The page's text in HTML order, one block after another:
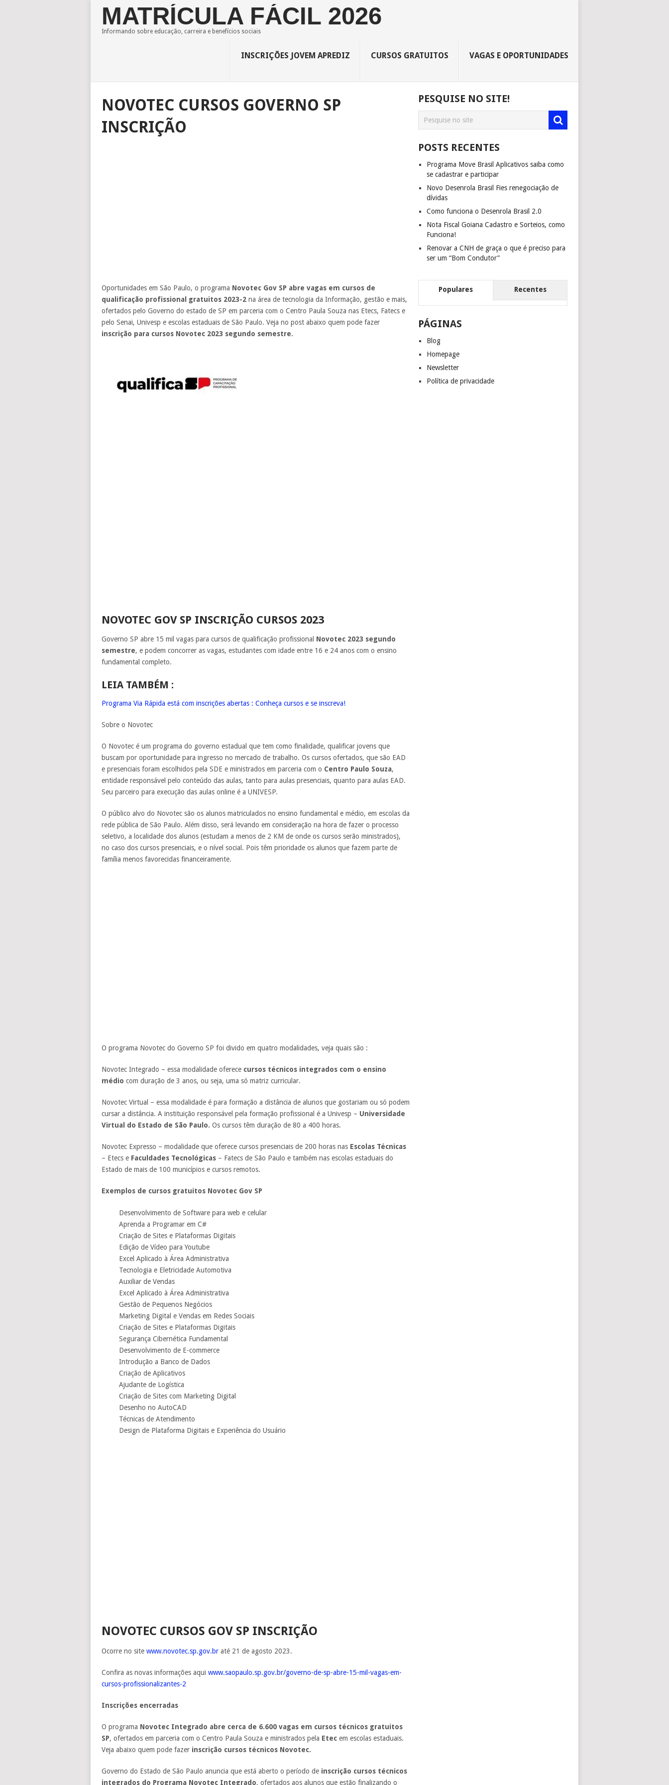
MATRÍCULA FÁCIL 2026
Informando sobre educação, carreira e benefícios sociais
INSCRIÇÕES JOVEM APREDIZ CURSOS GRATUITOS VAGAS E OPORTUNIDADES
NOVOTEC CURSOS GOVERNO SP
INSCRIÇÃO
Oportunidades em São Paulo, o programa Novotec Gov SP abre vagas em cursos de
qualificação profissional gratuitos 2023-2na área de tecnologia da Informação, gestão e mais,
ofertados pelo Governo do estado de SP em parceria com o Centro Paula Souza nas Etecs, Fatecs e
pelo Senai, Univesp e escolas estaduais de São Paulo. Veja no post abaixo quem pode fazer
inscrição para cursos Novotec 2023 segundo semestre.
NOVOTEC GOV SP INSCRIÇÃO CURSOS 2023
Governo SP abre 15 mil vagas para cursos de qualificação profissional Novotec 2023 segundo
semestre, e podem concorrer as vagas, estudantes com idade entre 16 e 24 anos com o ensino
fundamental completo.
LEIA TAMBÉM :
Programa Via Rápida está com inscrições abertas : Conheça cursos e se inscreva!
Sobre o Novotec
O Novotec é um programa do governo estadual que tem como finalidade, qualificar jovens que
buscam por oportunidade para ingresso no mercado de trabalho. Os cursos ofertados, que são EAD
e presenciais foram escolhidos pela SDE e ministrados em parceria com o Centro Paulo Souza,
entidade responsável pelo conteúdo das aulas, tanto para aulas presenciais, quanto para aulas EAD.
Seu parceiro para execução das aulas online é a UNIVESP.
O público alvo do Novotec são os alunos matriculados no ensino fundamental e médio, em escolas da
rede pública de São Paulo. Além disso, será levando em consideração na hora de fazer o processo
seletivo, a localidade dos alunos (estudam a menos de 2 KM de onde os cursos serão ministrados),
no caso dos cursos presenciais, e o nível social. Pois têm prioridade os alunos que fazem parte de
família menos favorecidas financeiramente.
O programa Novotec do Governo SP foi divido em quatro modalidades, veja quais são :
Novotec Integrado – essa modalidade oferececursos técnicos integrados com o ensino
médio com duração de 3 anos, ou seja, uma só matriz curricular.
Novotec Virtual – essa modalidade é para formação a distância de alunos que gostariam ou só podem
cursar a distância. A instituição responsável pela formação profissional é a Univesp – Universidade
Virtual do Estado de São Paulo. Os cursos têm duração de 80 a 400 horas.
Novotec Expresso – modalidade que oferece cursos presenciais de 200 horas nas Escolas Técnicas
– Etecs e Faculdades Tecnológicas– Fatecs de São Paulo e também nas escolas estaduais do
Estado de mais de 100 municípios e cursos remotos.
Exemplos de cursos gratuitos Novotec Gov SP
Desenvolvimento de Software para web e celular
Aprenda a Programar em C#
Criação de Sites e Plataformas Digitais
Edição de Vídeo para Youtube
Excel Aplicado à Área Administrativa
Tecnologia e Eletricidade Automotiva
Auxiliar de Vendas
Excel Aplicado à Área Administrativa
Gestão de Pequenos Negócios
Marketing Digital e Vendas em Redes Sociais
Criação de Sites e Plataformas Digitais
Segurança Cibernética Fundamental
Desenvolvimento de E-commerce
Introdução a Banco de Dados
Criação de Aplicativos
Ajudante de Logística
Criação de Sites com Marketing Digital
Desenho no AutoCAD
Técnicas de Atendimento
Design de Plataforma Digitais e Experiência do Usuário
NOVOTEC CURSOS GOV SP INSCRIÇÃO
Ocorre no site www.novotec.sp.gov.braté 21 de agosto 2023.
Confira as novas informações aqui www.saopaulo.sp.gov.br/governo-de-sp-abre-15-mil-vagas-em-
cursos-profissionalizantes-2
Inscrições encerradas
O programa Novotec Integrado abre cerca de 6.600 vagas em cursos técnicos gratuitos
SP, ofertados em parceria com o Centro Paula Souza e ministrados pela Etecem escolas estaduais.
Veja abaixo quem pode fazer inscrição cursos técnicos Novotec.
Governo do Estado de São Paulo anuncia que está aberto o período de inscrição cursos técnicos
integrados do Programa Novotec Integrado, ofertados aos alunos que estão finalizando o
PESQUISE NO SITE!
POSTS RECENTES
Programa Move Brasil Aplicativos saiba como
se cadastrar e participar
Novo Desenrola Brasil Fies renegociação de
dívidas
Como funciona o Desenrola Brasil 2.0
Nota Fiscal Goiana Cadastro e Sorteios, como
Funciona!
Renovar a CNH de graça o que é preciso para
ser um “Bom Condutor”
Populares Recentes
PÁGINAS
Blog
Homepage
Newsletter
Política de privacidade